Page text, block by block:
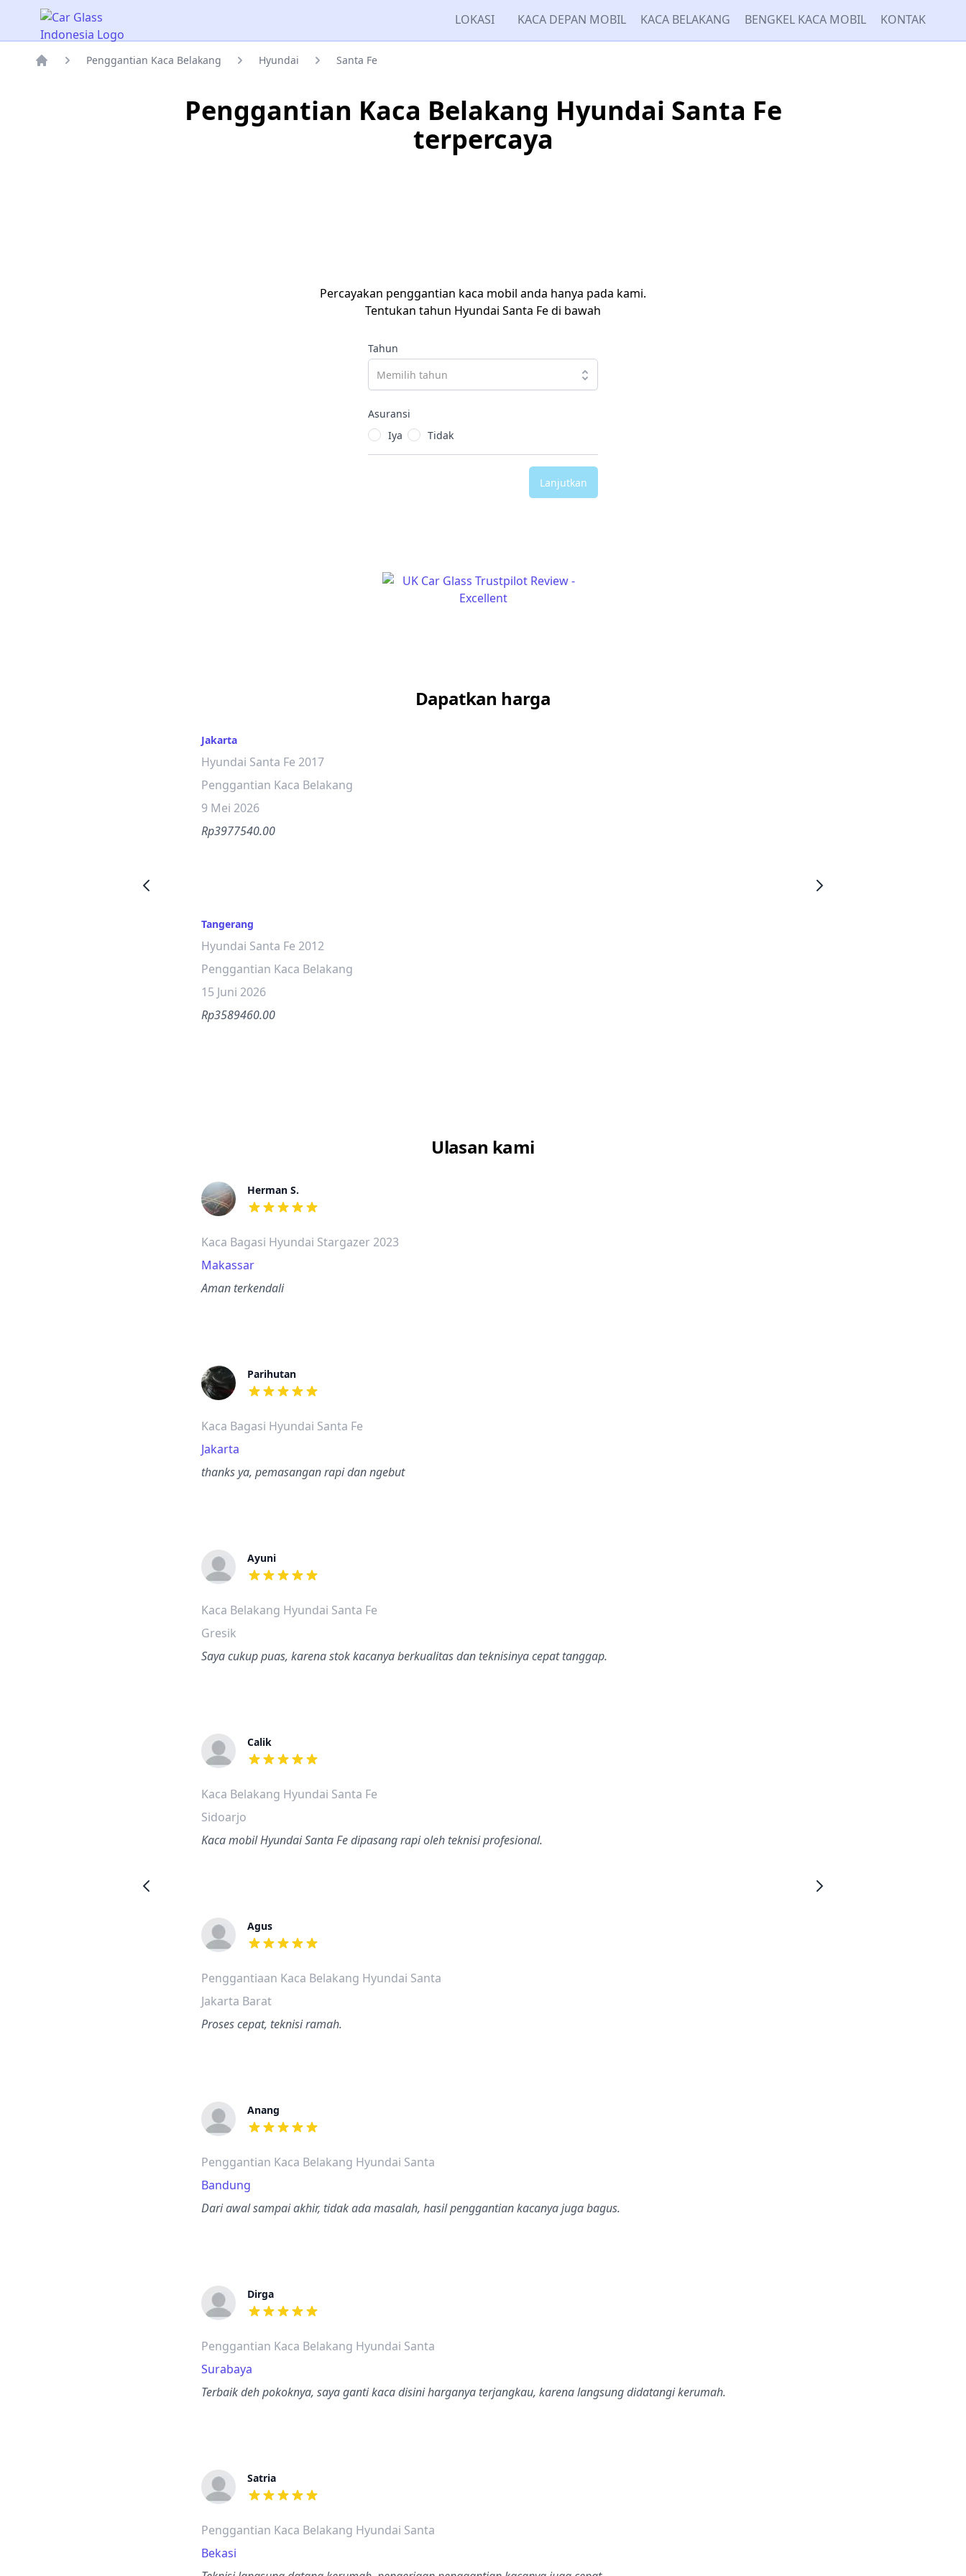
Car Glass Indonesia LOKASI KACA DEPAN MOBIL KACA BELAKANG BENGKEL KACA MOBIL KONTAK
Penggantian Kaca Belakang Hyundai Santa Fe
Penggantian Kaca Belakang Hyundai Santa Fe
terpercaya
Percayakan penggantian kaca mobil anda hanya pada kami.
Tentukan tahun Hyundai Santa Fe di bawah
Tahun
Asuransi
Iya
Tidak
Lanjutkan
Dapatkan harga
Jakarta
Hyundai Santa Fe 2017
Penggantian Kaca Belakang
9 Mei 2026
Rp3977540.00
Tangerang
Hyundai Santa Fe 2012
Penggantian Kaca Belakang
15 Juni 2026
Rp3589460.00
Ulasan kami
Herman S.
dari ulasan adalah bintang lima
Kaca Bagasi Hyundai Stargazer 2023
Makassar
Aman terkendali
Parihutan
dari ulasan adalah bintang lima
Kaca Bagasi Hyundai Santa Fe
Jakarta
thanks ya, pemasangan rapi dan ngebut
Ayuni
dari ulasan adalah bintang lima
Kaca Belakang Hyundai Santa Fe
Gresik
Saya cukup puas, karena stok kacanya berkualitas dan teknisinya cepat tanggap.
Calik
dari ulasan adalah bintang lima
Kaca Belakang Hyundai Santa Fe
Sidoarjo
Kaca mobil Hyundai Santa Fe dipasang rapi oleh teknisi profesional.
Agus
dari ulasan adalah bintang lima
Penggantiaan Kaca Belakang Hyundai Santa
Jakarta Barat
Proses cepat, teknisi ramah.
Anang
dari ulasan adalah bintang lima
Penggantian Kaca Belakang Hyundai Santa
Bandung
Dari awal sampai akhir, tidak ada masalah, hasil penggantian kacanya juga bagus.
Dirga
dari ulasan adalah bintang lima
Penggantian Kaca Belakang Hyundai Santa
Surabaya
Terbaik deh pokoknya, saya ganti kaca disini harganya terjangkau, karena langsung didatangi kerumah.
Satria
dari ulasan adalah bintang lima
Penggantian Kaca Belakang Hyundai Santa
Bekasi